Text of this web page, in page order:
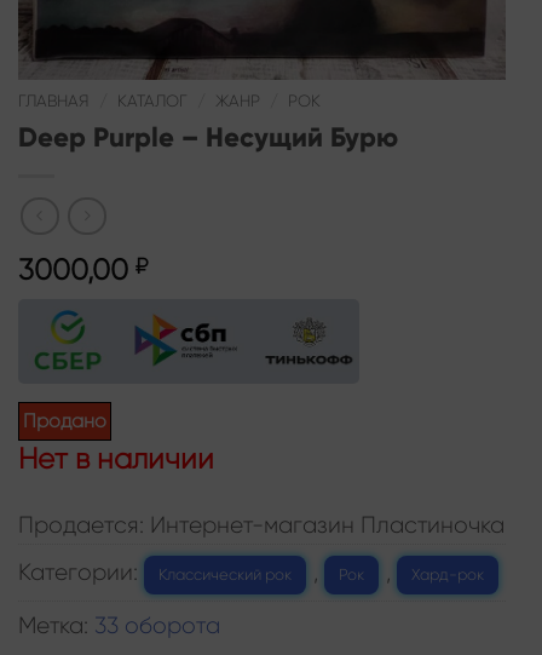
ГЛАВНАЯ КАТАЛОГ ЖАНР РОК
Deep Purple – Несущий Бурю
3000,00 ₽
Продано
Нет в наличии
Продается: Интернет-магазин Пластиночка
Категории:
Классический рок , Рок , Хард-рок
Метка: 33 оборота